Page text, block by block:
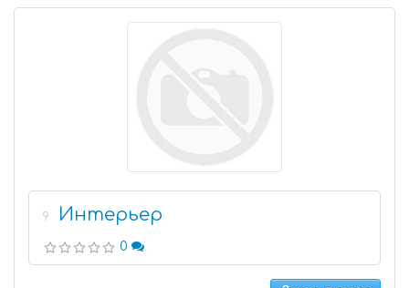
9 Интерьер
0